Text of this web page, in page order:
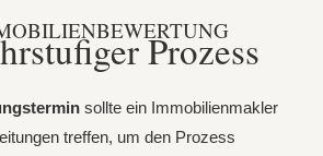
Prozess
sollte ein Immobilienmakler
treffen, um den Prozess